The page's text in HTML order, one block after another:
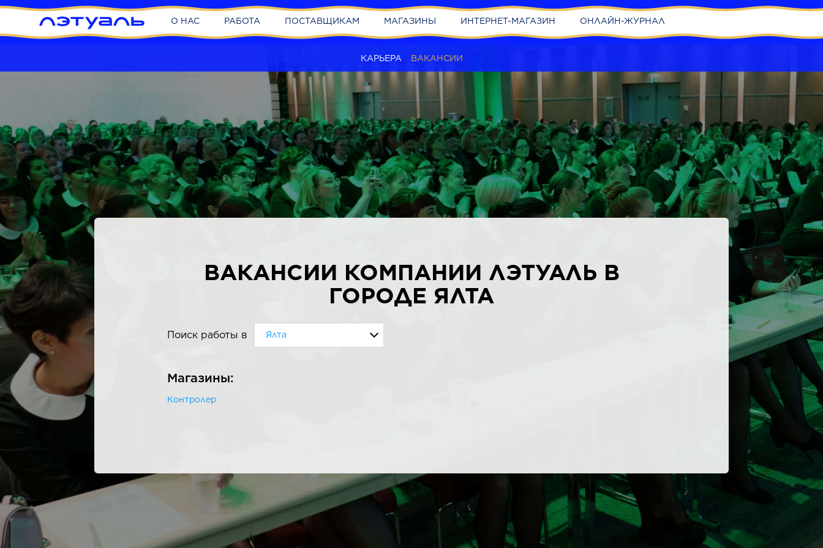
О НАС РАБОТА ПОСТАВЩИКАМ МАГАЗИНЫ ИНТЕРНЕТ-МАГАЗИН ОНЛАЙН-ЖУРНАЛ
КАРЬЕРА ВАКАНСИИ
ВАКАНСИИ КОМПАНИИ ЛЭТУАЛЬ В
ГОРОДЕ ЯЛТА
Поиск работы в Ялта
Магазины:
Контролер